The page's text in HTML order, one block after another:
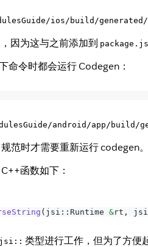
ios/build/
因为这与之前添加到
命令时都会运行 Codegen：
android/app/build/
范时才需要重新运行 codegen
函数如下：
( jsi :: Runtime &rt , jsi
jsi:: 类型进行工作，但为了方